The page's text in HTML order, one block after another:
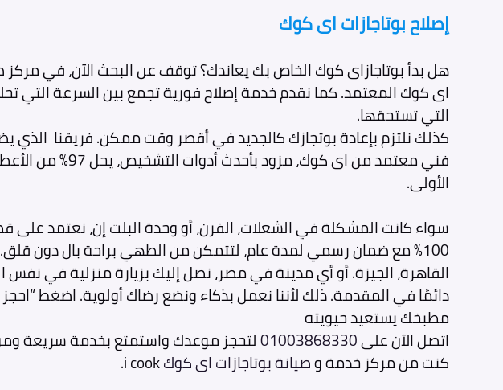
إصلاح بوتاجازات اى كوك
هل بدأ بوتاجازاى كوك الخاص بك يعاندك؟ توقف عن البحث الآن، في مركز
اى كوك المعتمد. كما نقدم خدمة إصلاح فورية تجمع بين السرعة التي
التي تستحقها.
فني معتمد من اى كوك، مزود بأحدث
الأولى.
سواء كانت المشكلة في الشعلات، الفرن، أو وحدة البلت إن، نعتمد على
100% مع ضمان رسمي لمدة عام، لتتمكن من الطهي براحة بال دون
القاهرة، الجيزة. أو أي مدينة في مصر، نصل إليك بزيارة منزلية في نفس
دائمًا في المقدمة. ذلك لأننا نعمل بذكاء ونضع رضاك أولوية. اضغط “احجز
مطبخك يستعيد حيويته
اتصل الآن على01003868330لتحجز موعدك واستمتع بخدمة سريعة
كنت من مركز خدمة وصيانة بوتاجازات اى كوكi cook.